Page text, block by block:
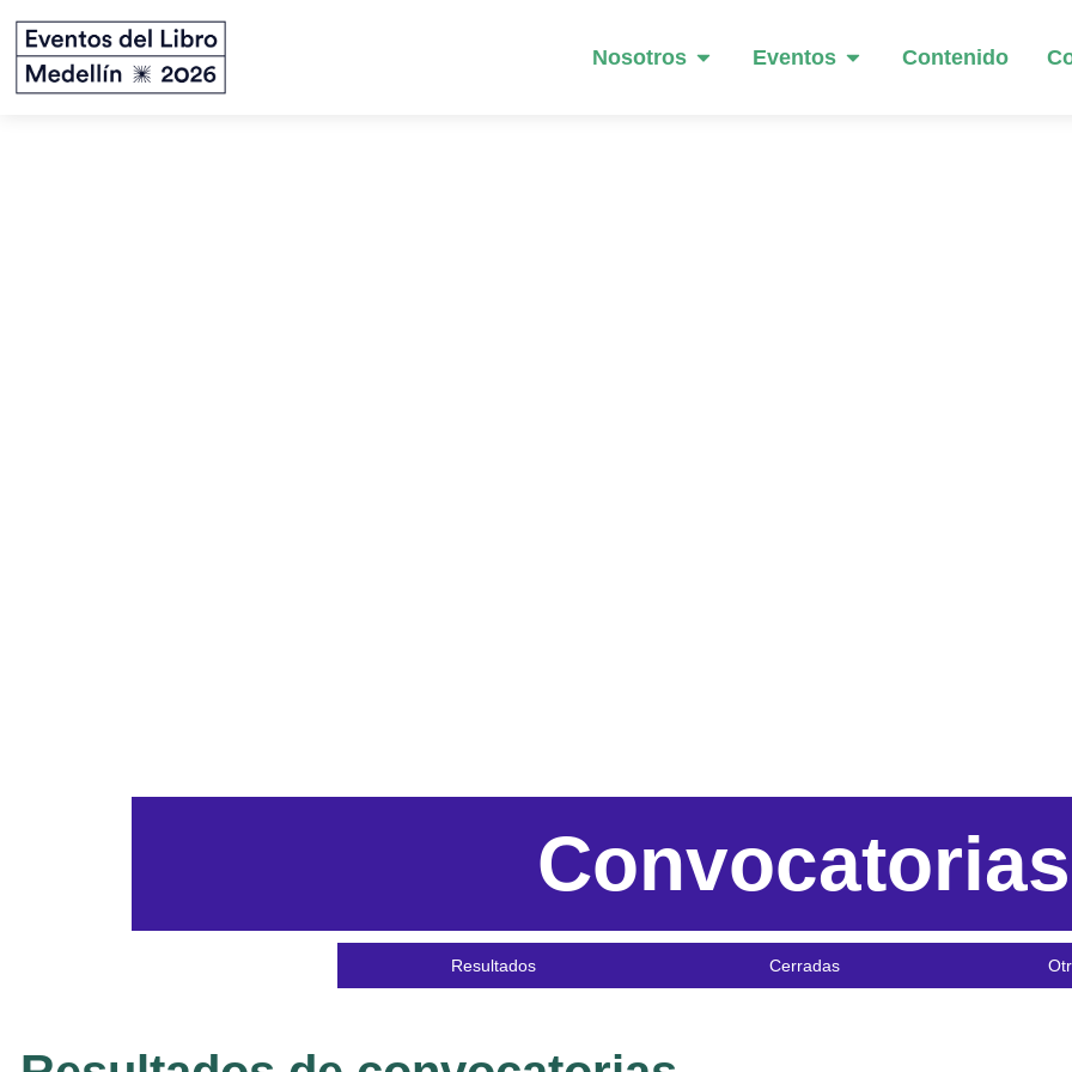
Nosotros Eventos Contenido
Convocatorias
Resultados Cerradas